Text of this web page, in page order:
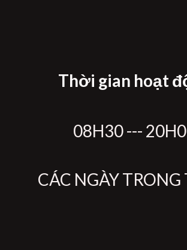
Thời gian hoạt
08H30 ---
CÁC NGÀY TRONG